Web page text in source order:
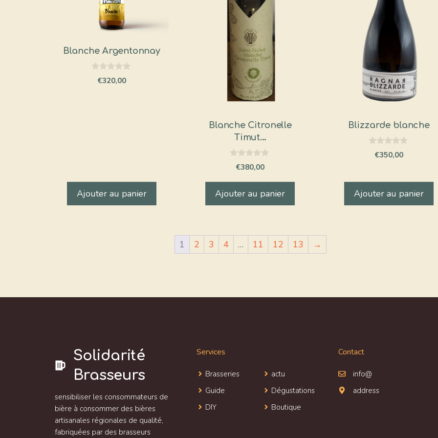
Blanche Argentonnay
s€320,00
Ajouter au panier
Blanche Citronelle
Timut…
s
5
€380,00
Ajouter au panier
Blizzarde blanche
s
5
€350,00
Ajouter au panier
1 2 3 4 … 11 12 13 →
Solidarité
Brasseurs
sensibiliser les consommateurs de
bière à consommer des bières
artisanales régionales de qualité,
fabriquées par des brasseurs
Services
Brasseries
Guide
DIY
actu
Dégustations
Boutique
Contact
info@
address